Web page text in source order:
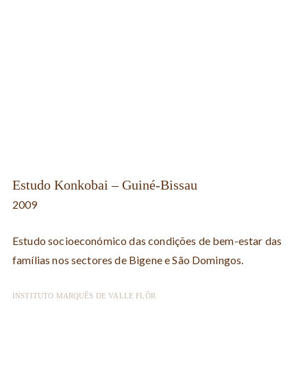
Estudo Konkobai – Guiné-Bissau
2009
Estudo socioeconómico das condições de bem-estar das
famílias nos sectores de Bigene e São Domingos.
INSTITUTO MARQUÊS DE VALLE FLÔR